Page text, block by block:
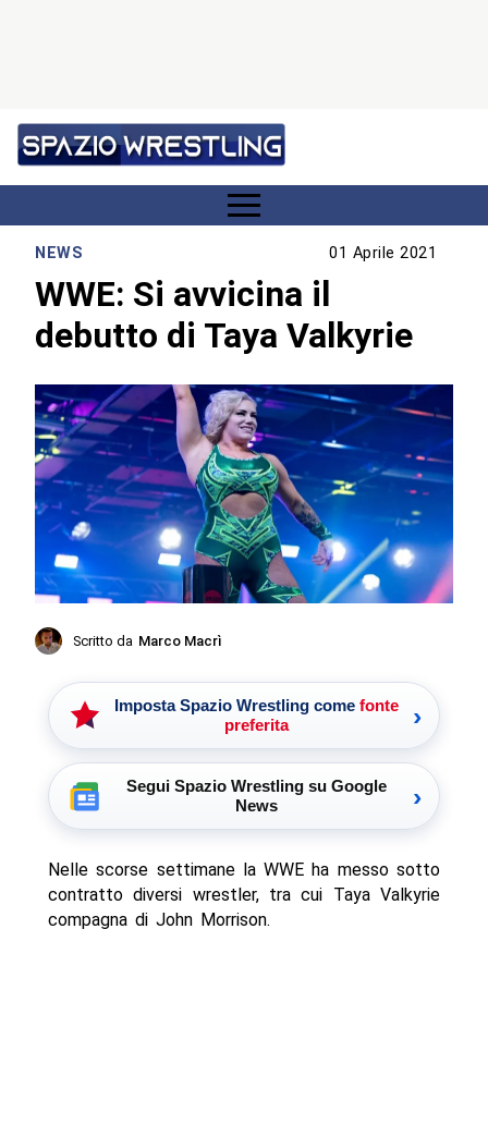
NEWS 01 Aprile 2021
WWE: Si avvicina il
debutto di Taya Valkyrie
Scritto da Marco Macrì
Imposta Spazio Wrestling come fonte
preferita
›
Segui Spazio Wrestling su Google
News
›
Nelle scorse settimane la WWE ha messo sotto
contratto diversi wrestler, tra cui Taya Valkyrie
compagna di John Morrison.